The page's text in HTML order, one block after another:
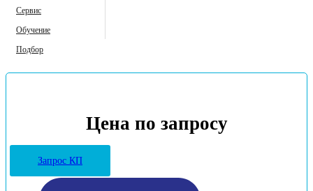
Сервис
Обучение
Подбор
Цена по запросу
Запрос КП